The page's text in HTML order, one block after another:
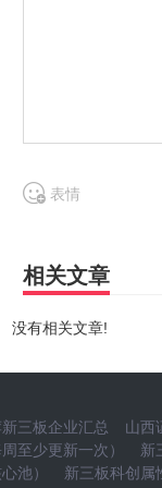
表情
相关文章
没有相关文章!
三板企业汇总
山西
至少更新一次）
新
池）
新三板科创属